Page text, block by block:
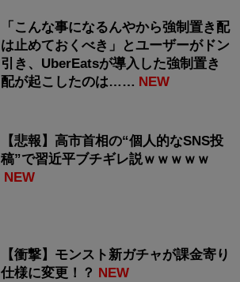
「こんな事になるんやから強制置き配
は止めておくべき」とユーザーがドン
引き、UberEatsが導入した強制置き
配が起こしたのは…… NEW
【悲報】高市首相の“個人的なSNS投
稿”で習近平ブチギレ説ｗｗｗｗｗ
NEW
【衝撃】モンスト新ガチャが課金寄り
仕様に変更！？ NEW